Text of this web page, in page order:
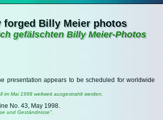
forged Billy Meier photos
gefälschten Billy Meier-Photos
presentation appears to be scheduled for worldwide
Mai 1998 weltweit ausgestrahlt werden.
No. 43, May 1998.
und Geständnisse".